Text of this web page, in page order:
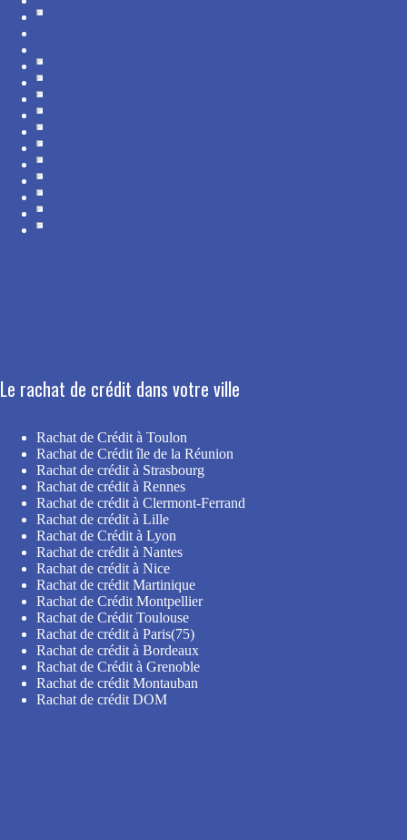
Le rachat de crédit dans votre ville
Rachat de Crédit à Toulon
Rachat de Crédit île de la Réunion
Rachat de crédit à Strasbourg
Rachat de crédit à Rennes
Rachat de crédit à Clermont-Ferrand
Rachat de crédit à Lille
Rachat de Crédit à Lyon
Rachat de crédit à Nantes
Rachat de crédit à Nice
Rachat de crédit Martinique
Rachat de Crédit Montpellier
Rachat de Crédit Toulouse
Rachat de crédit à Paris(75)
Rachat de crédit à Bordeaux
Rachat de Crédit à Grenoble
Rachat de crédit Montauban
Rachat de crédit DOM